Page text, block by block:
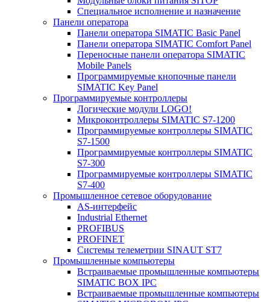
Специальное исполнение и назначение
Панели оператора
Панели оператора SIMATIC Basic Panel
Панели оператора SIMATIC Comfort Panel
Переносные панели оператора SIMATIC
Mobile Panels
Программируемые кнопочные панели
SIMATIC Key Panel
Программируемые контроллеры
Логические модули LOGO!
Микроконтроллеры SIMATIC S7-1200
Программируемые контроллеры SIMATIC
S7-1500
Программируемые контроллеры SIMATIC
S7-300
Программируемые контроллеры SIMATIC
S7-400
Промышленное сетевое оборудование
AS-интерфейс
Industrial Ethernet
PROFIBUS
PROFINET
Системы телеметрии SINAUT ST7
Промышленные компьютеры
Встраиваемые промышленные компьютеры
SIMATIC BOX IPC
Встраиваемые промышленные компьютеры